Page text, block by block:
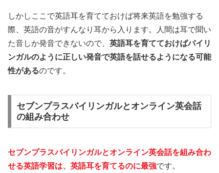
しかしここで英語耳を育てておけば将来英語を勉強する
際、英語の音がすんなり耳から入ります。人間は耳で聞い
た音しか発音できないので、 英語耳を育てておけばバイリ
ンガルのように正しい発音で英語を話せるようになる可能
性があるのです。
セブンプラスバイリンガルとオンライン英会話
の組み合わせ
セブンプラスバイリンガルとオンライン英会話を組み合わ
せる英語学習は、英語耳を育てるのに最強です。